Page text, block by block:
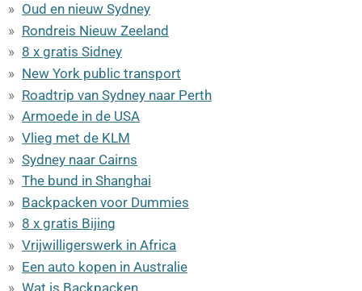
Oud en nieuw Sydney
Rondreis Nieuw Zeeland
8 x gratis Sidney
New York public transport
Roadtrip van Sydney naar Perth
Armoede in de USA
Vlieg met de KLM
Sydney naar Cairns
The bund in Shanghai
Backpacken voor Dummies
8 x gratis Bijing
Vrijwilligerswerk in Africa
Een auto kopen in Australie